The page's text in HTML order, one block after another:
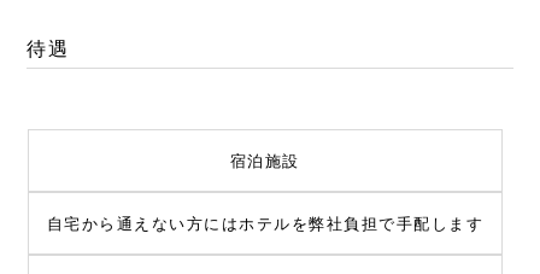
待遇
宿泊施設
自宅から通えない方にはホテルを弊社負担で手配します